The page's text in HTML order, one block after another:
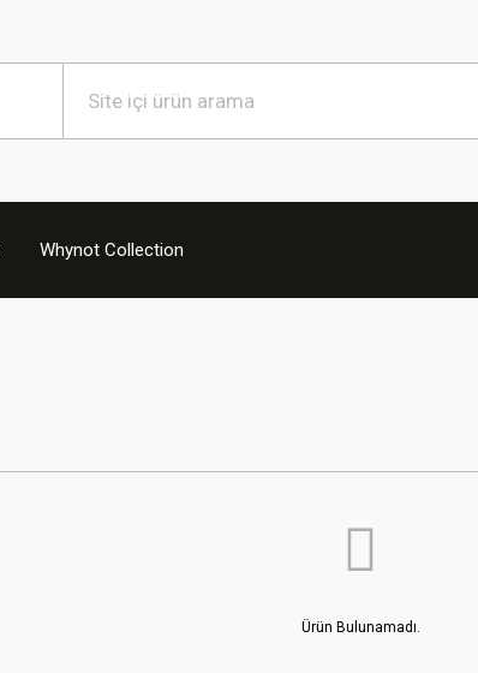
Whynot Collection
Ürün Bulunamadı.